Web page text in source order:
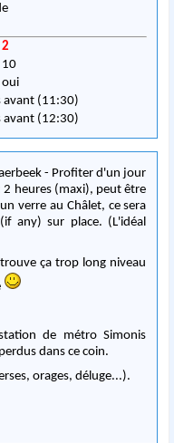
2
10
oui
avant (11:30)
avant (12:30)
- Profiter d'un jour
2 heures (maxi), peut être
verre au Châlet, ce sera
any) sur place. (L'idéal
ça trop long niveau
de métro Simonis
dans ce coin.
orages, déluge...).